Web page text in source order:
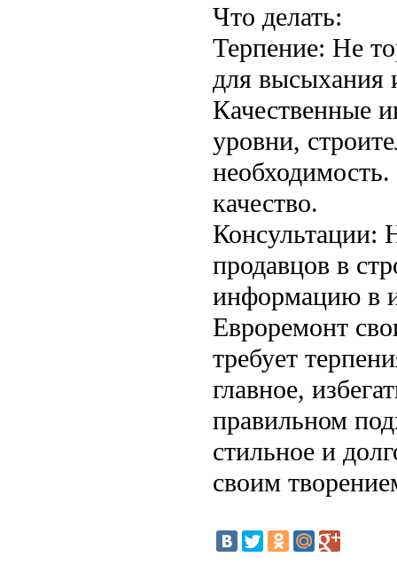
Что делать:
Терпение: Не
для высыхания
Качественные
уровни,
качество.
Консультации:
продавцов в
информацию в
Евроремонт
требует
главное,
правильном
стильное и
своим